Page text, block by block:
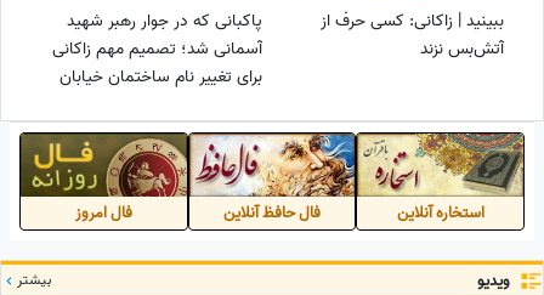
ببینید | زاکانی: کسی حرف از
آتش‌بس نزند
پاکبانی که در جوار رهبر شهید
آسمانی شد؛ تصمیم مهم زاکانی
برای تغییر نام ساختمان خیابان
استخاره آنلاین فال حافظ آنلاین فال امروز
ویدیو بیشتر